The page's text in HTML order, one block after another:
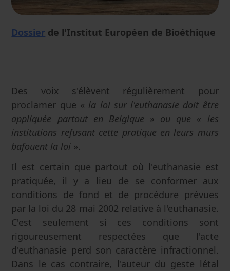
Dossier de l'Institut Européen de Bioéthique
Des voix s'élèvent régulièrement pour
proclamer que « la loi sur l'euthanasie doit être
appliquée partout en Belgique » ou que « les
institutions refusant cette pratique en leurs murs
bafouent la loi ».
Il est certain que partout où l'euthanasie est
pratiquée, il y a lieu de se conformer aux
conditions de fond et de procédure prévues
par la loi du 28 mai 2002 relative à l'euthanasie.
C'est seulement si ces conditions sont
rigoureusement respectées que l'acte
d'euthanasie perd son caractère infractionnel.
Dans le cas contraire, l'auteur du geste létal